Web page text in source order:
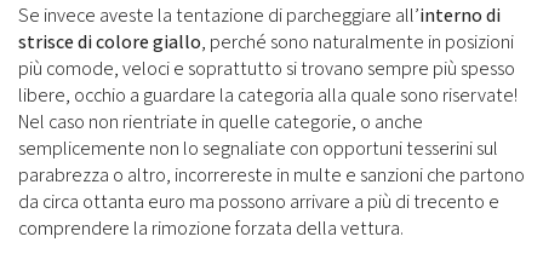
Se invece aveste la tentazione di parcheggiare all’interno di
strisce di colore giallo, perché sono naturalmente in posizioni
più comode, veloci e soprattutto si trovano sempre più spesso
libere, occhio a guardare la categoria alla quale sono riservate!
Nel caso non rientriate in quelle categorie, o anche
semplicemente non lo segnaliate con opportuni tesserini sul
parabrezza o altro, incorrereste in multe e sanzioni che partono
da circa ottanta euro ma possono arrivare a più di trecento e
comprendere la rimozione forzata della vettura.